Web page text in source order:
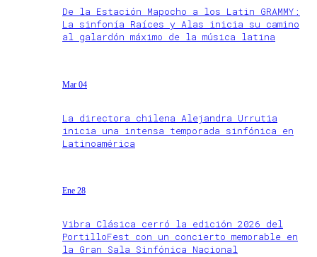
De la Estación Mapocho a los Latin GRAMMY:
La sinfonía Raíces y Alas inicia su camino
al galardón máximo de la música latina
Mar 04
La directora chilena Alejandra Urrutia
inicia una intensa temporada sinfónica en
Latinoamérica
Ene 28
Vibra Clásica cerró la edición 2026 del
PortilloFest con un concierto memorable en
la Gran Sala Sinfónica Nacional